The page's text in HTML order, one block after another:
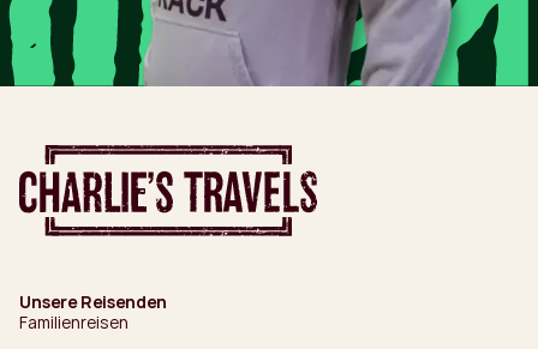
Unsere Reisenden
Familienreisen